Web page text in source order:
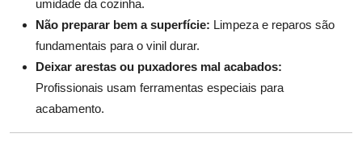
umidade da cozinha.
Não preparar bem a superfície: Limpeza e reparos são
fundamentais para o vinil durar.
Deixar arestas ou puxadores mal acabados:
Profissionais usam ferramentas especiais para
acabamento.